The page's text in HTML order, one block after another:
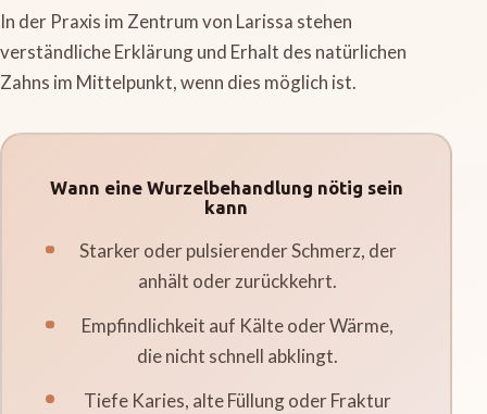
In der Praxis im Zentrum von Larissa stehen
verständliche Erklärung und Erhalt des natürlichen
Zahns im Mittelpunkt, wenn dies möglich ist.
Wann eine Wurzelbehandlung nötig sein
kann
Starker oder pulsierender Schmerz, der
anhält oder zurückkehrt.
Empfindlichkeit auf Kälte oder Wärme,
die nicht schnell abklingt.
Tiefe Karies, alte Füllung oder Fraktur